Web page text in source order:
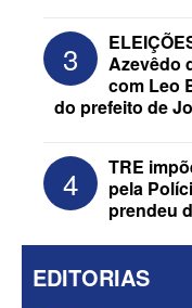
Assista à
do MDB e do
de 2026 na
3
Azevêdo
com Leo
do prefeito de
4
TRE
pela
prendeu
EDITORIAS